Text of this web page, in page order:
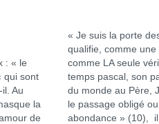
: « le
qui sont
Au
la
de
« Je suis la porte
qualifie, comme
comme LA seule
temps pascal, son
du monde au Père,
le passage obligé
abondance » (10),